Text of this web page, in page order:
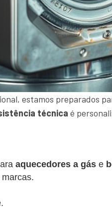
estamos preparados
técnica é
aquecedores a gás e